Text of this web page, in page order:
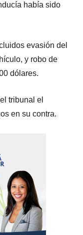
había sido
evasión del
y robo de
dólares.
tribunal el
en su contra.